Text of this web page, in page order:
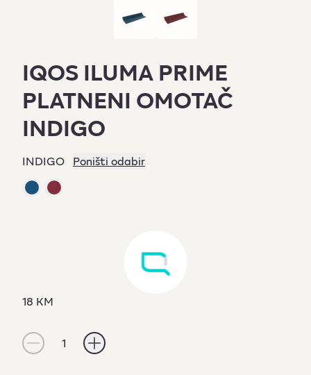
IQOS ILUMA PRIME
PLATNENI OMOTAČ
INDIGO
INDIGO Poništi odabir
18 KM
1